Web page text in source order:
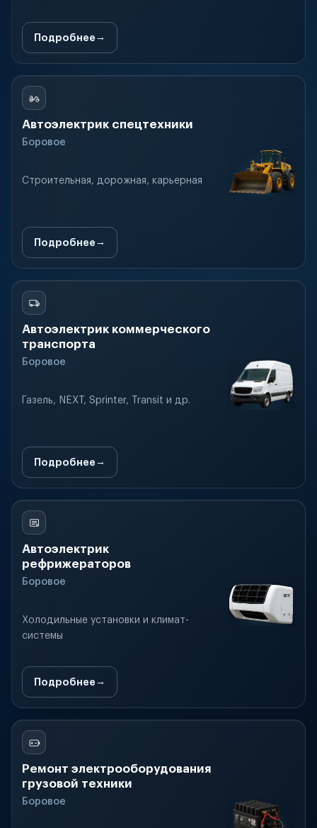
Подробнее
Автоэлектрик спецтехники
Боровое
Строительная, дорожная, карьерная
Подробнее
Автоэлектрик коммерческого
транспорта
Боровое
Газель, NEXT, Sprinter, Transit и др.
Подробнее
Автоэлектрик
рефрижераторов
Боровое
Холодильные установки и климат-
системы
Подробнее
Ремонт электрооборудования
грузовой техники
Боровое